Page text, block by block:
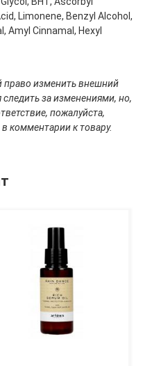
Limonene, Benzyl Alcohol,
Amyl Cinnamal, Hexyl
право изменить внешний
за изменениями, но,
пожалуйста,
комментарии к товару.